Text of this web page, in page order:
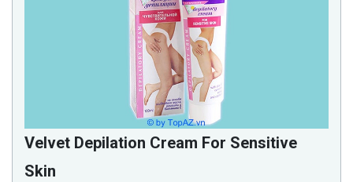
Velvet Depilation Cream For Sensitive
Skin